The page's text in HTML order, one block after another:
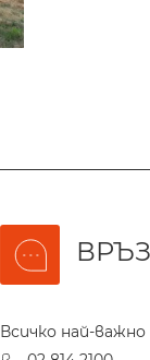
Всичко най-